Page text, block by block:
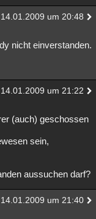
14.01.2009 um 20:48
nicht einverstanden.
14.01.2009 um 21:22
(auch) geschossen
sein,
aussuchen darf?
14.01.2009 um 21:40